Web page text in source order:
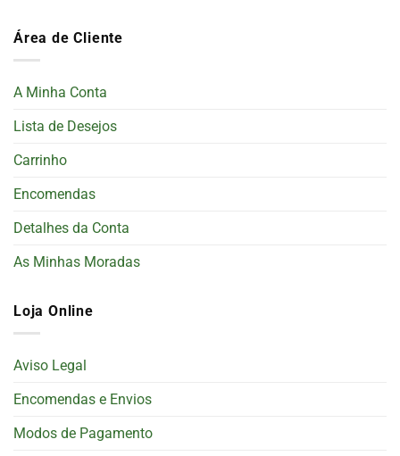
Área de Cliente
A Minha Conta
Lista de Desejos
Carrinho
Encomendas
Detalhes da Conta
As Minhas Moradas
Loja Online
Aviso Legal
Encomendas e Envios
Modos de Pagamento